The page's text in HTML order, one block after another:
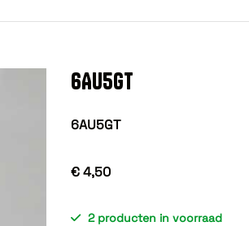
6AU5GT
6AU5GT
€ 4,50
2 producten in voorraad